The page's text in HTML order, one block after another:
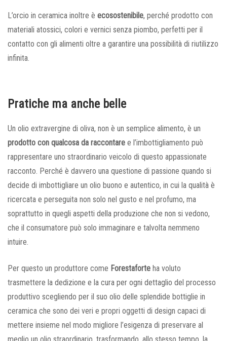
L’orcio in ceramica inoltre è ecosostenibile, perché prodotto con
materiali atossici, colori e vernici senza piombo, perfetti per il
contatto con gli alimenti oltre a garantire una possibilità di riutilizzo
infinita.
Pratiche ma anche belle
Un olio extravergine di oliva, non è un semplice alimento, è un
prodotto con qualcosa da raccontare e l’imbottigliamento può
rappresentare uno straordinario veicolo di questo appassionate
racconto. Perché è davvero una questione di passione quando si
decide di imbottigliare un olio buono e autentico, in cui la qualità è
ricercata e perseguita non solo nel gusto e nel profumo, ma
soprattutto in quegli aspetti della produzione che non si vedono,
che il consumatore può solo immaginare e talvolta nemmeno
intuire.
Per questo un produttore come Forestaforte ha voluto
trasmettere la dedizione e la cura per ogni dettaglio del processo
produttivo scegliendo per il suo olio delle splendide bottiglie in
ceramica che sono dei veri e propri oggetti di design capaci di
mettere insieme nel modo migliore l’esigenza di preservare al
meglio un olio straordinario, trasformando, allo stesso tempo, la